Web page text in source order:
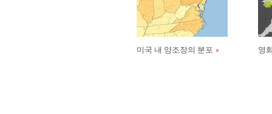
미국 내 양조장의 분포 영